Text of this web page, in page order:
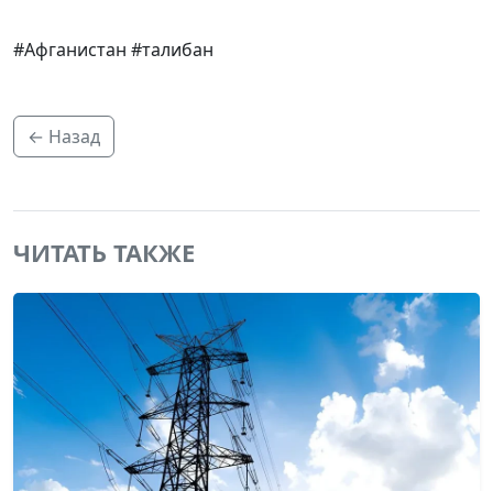
#Афганистан #талибан
← Назад
ЧИТАТЬ ТАКЖЕ